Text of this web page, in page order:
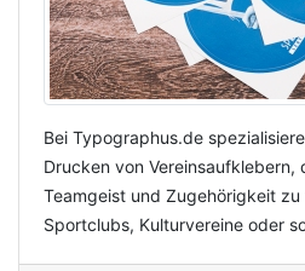
Bei Typographus.de
Drucken von Vereinsaufklebern,
Teamgeist und Zugehörigkeit
Sportclubs, Kulturvereine oder